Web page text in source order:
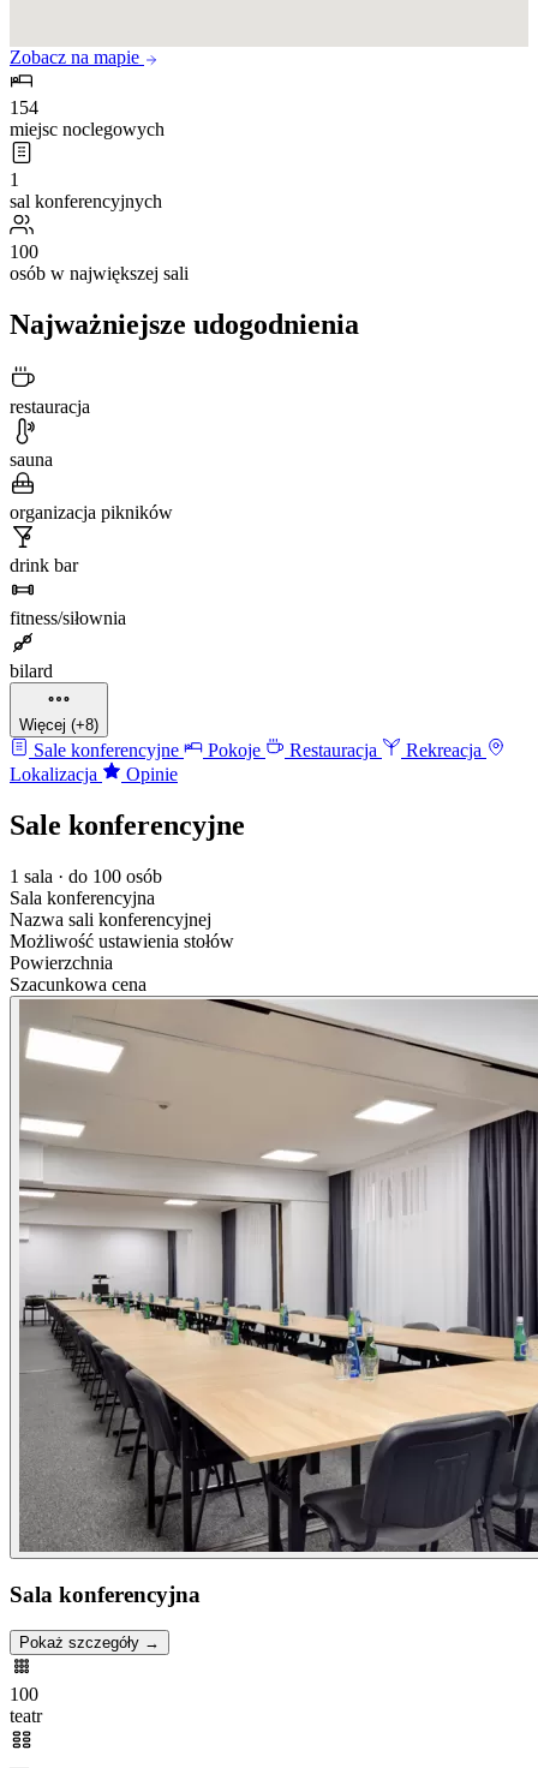
Zobacz na mapie
154
miejsc noclegowych
1
sal konferencyjnych
100
osób w największej sali
Najważniejsze udogodnienia
restauracja
sauna
organizacja pikników
drink bar
fitness/siłownia
bilard
Więcej (+8)
Sale konferencyjne Pokoje Restauracja
Rekreacja
Lokalizacja
Opinie
Sale konferencyjne
1 sala · do 100 osób
Sala konferencyjna
Nazwa sali konferencyjnej
Możliwość ustawienia stołów
Powierzchnia
Szacunkowa cena
Sala konferencyjna
Pokaż szczegóły →
100
teatr